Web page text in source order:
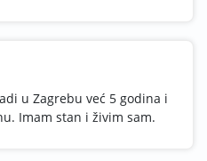
u Zagrebu već 5 godina i
Imam stan i živim sam.